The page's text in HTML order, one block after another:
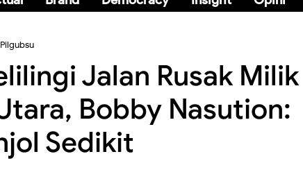
Pilgubsu
Jalan Rusak Milik
Bobby Nasution:
Sedikit